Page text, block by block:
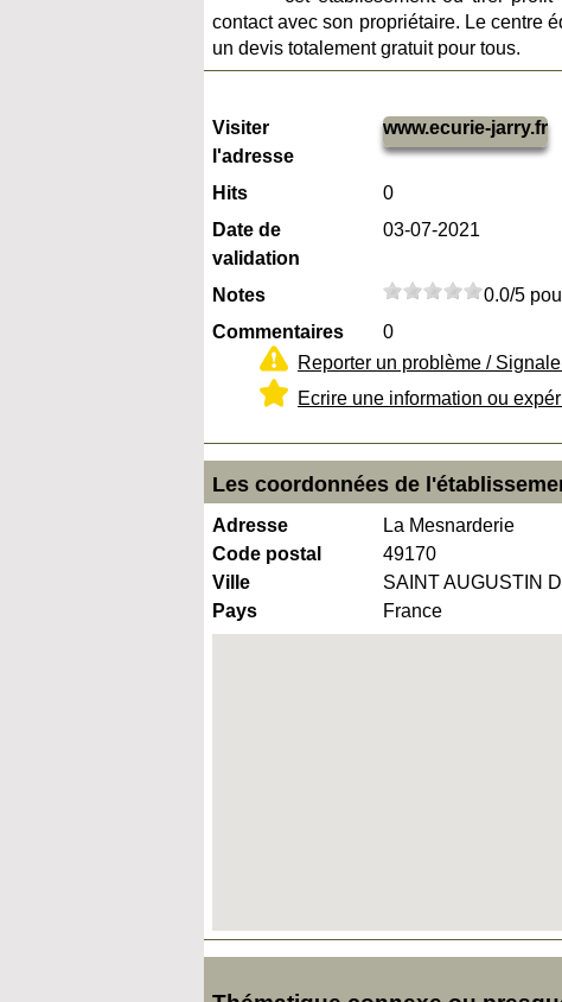
contact avec son propriétaire. Le centre
un devis totalement gratuit pour tous.
Visiter
l'adresse
www.ecurie-jarry.fr
Hits
0
Date de
validation
03-07-2021
Notes
0.0/5
Commentaires
0
Reporter un problème /
Ecrire une information ou
Les coordonnées de
Adresse
La Mesnarderie
Code postal
49170
Ville
SAINT AUGUSTIN
Pays
France